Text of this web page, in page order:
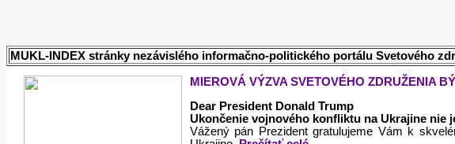
MUKL-INDEX stránky nezávislého informačno-politického portálu Svetového
MIEROVÁ VÝZVA SVETOVÉHO ZDRUŽENIA
Dear President Donald Trump
Ukončenie vojnového konfliktu na Ukrajine nie
Vážený pán Prezident gratulujeme Vám k